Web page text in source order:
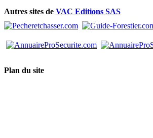
Autres sites de VAC Editions SAS
Plan du site